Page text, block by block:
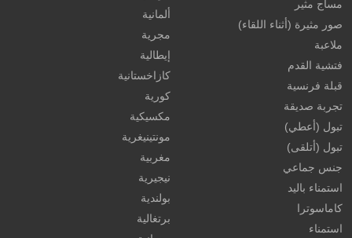
مساج مثير
صور مثيرة (أثناء اللقاء)
ملاعبة
فتشية القدم
قبلة فرنسية
تجربة صديقة
تبول (أعطي)
تبول (أتلقى)
جنس جماعي
استمناء باليد
كاماسوترا
استمناء
ألمانية
مجرية
إيطالية
كازاخستانية
كورية
مكسيكية
مونتينيغرية
مغربية
نيجيرية
بولندية
برتغالية